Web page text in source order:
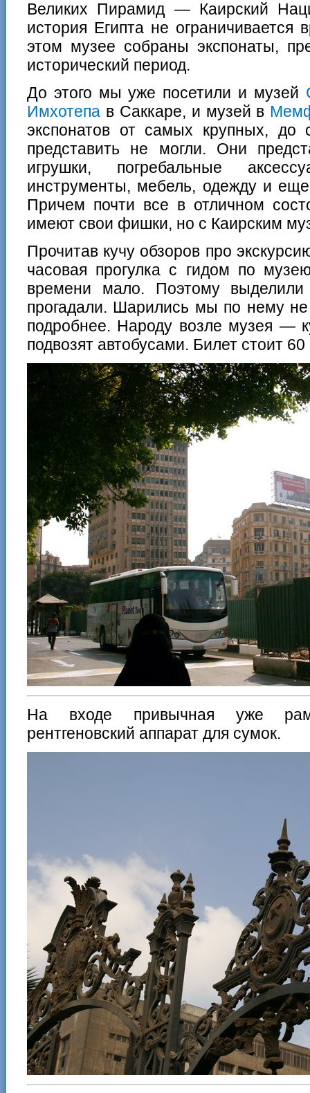
Великих Пирамид — Каирский
история Египта не
этом музее собраны экспонаты,
исторический период.
До этого мы уже посетили и музей
Имхотепа в Саккаре, и музей в
экспонатов от самых крупных,
представить не могли. Они
игрушки, погребальные
инструменты, мебель, одежду и
Причем почти все в отличном
имеют свои фишки, но с Каирским
Прочитав кучу обзоров про
часовая прогулка с гидом по
времени мало. Поэтому
прогадали. Шарились мы по нему
подробнее. Народу возле музея —
подвозят автобусами. Билет стоит
На входе привычная уже
рентгеновский аппарат для сумок.